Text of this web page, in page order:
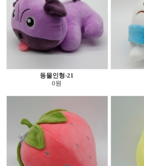
동물인형-21
0원